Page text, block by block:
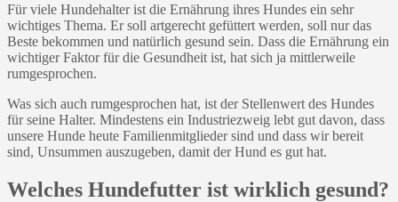
Für viele Hundehalter ist die Ernährung ihres Hundes ein sehr
wichtiges Thema. Er soll artgerecht gefüttert werden, soll nur das
Beste bekommen und natürlich gesund sein. Dass die Ernährung ein
wichtiger Faktor für die Gesundheit ist, hat sich ja mittlerweile
rumgesprochen.
Was sich auch rumgesprochen hat, ist der Stellenwert des Hundes
für seine Halter. Mindestens ein Industriezweig lebt gut davon, dass
unsere Hunde heute Familienmitglieder sind und dass wir bereit
sind, Unsummen auszugeben, damit der Hund es gut hat.
Welches Hundefutter ist wirklich gesund?